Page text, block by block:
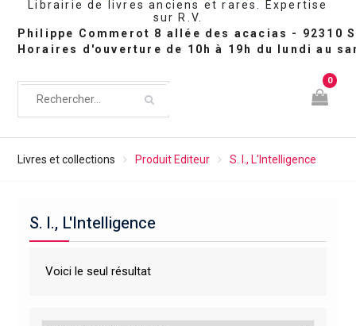
Librairie de livres anciens et rares. Expertise
sur R.V.
0
Livres et collections Produit Editeur S. l., L'Intelligence
S. l., L'Intelligence
Voici le seul résultat